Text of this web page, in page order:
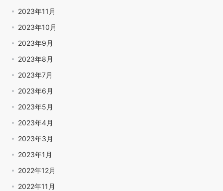
2023年11月
2023年10月
2023年9月
2023年8月
2023年7月
2023年6月
2023年5月
2023年4月
2023年3月
2023年1月
2022年12月
2022年11月